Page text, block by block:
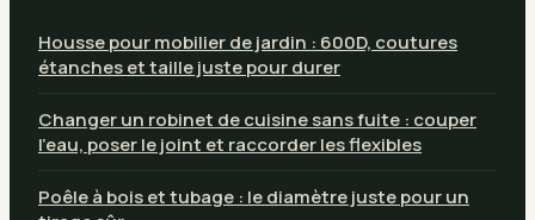
Housse pour mobilier de jardin : 600D, coutures
étanches et taille juste pour durer
Changer un robinet de cuisine sans fuite : couper
l’eau, poser le joint et raccorder les flexibles
Poêle à bois et tubage : le diamètre juste pour un